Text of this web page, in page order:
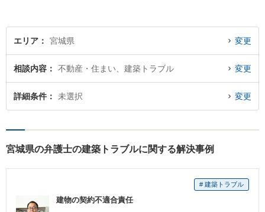
エリア 宮城県 変更
相談内容 不動産・住まい、建築トラブル 変更
詳細条件 未選択 変更
宮城県の弁護士の建築トラブルに関する解決事例
# 建築トラブル
建物の契約不適合責任